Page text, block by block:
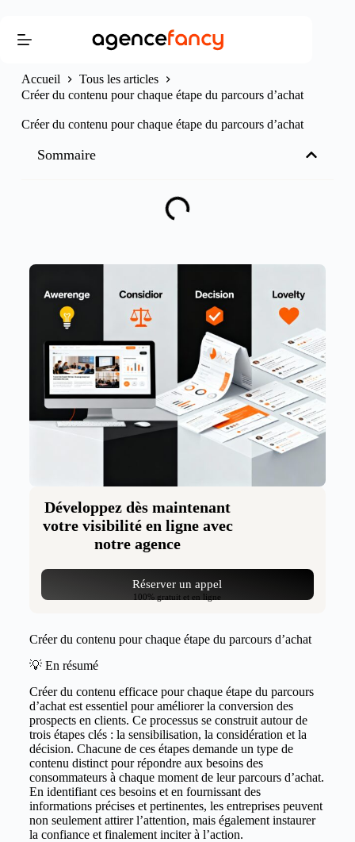
Accueil
Tous les articles
Créer du contenu pour chaque étape du parcours d’achat
Créer du contenu pour chaque étape du parcours d’achat
Sommaire
Développez dès maintenant
votre visibilité en ligne avec
notre agence
Réserver un appel
100% gratuit et en ligne
Créer du contenu pour chaque étape du parcours d’achat
💡 En résumé
Créer du contenu efficace pour chaque étape du parcours
d’achat est essentiel pour améliorer la conversion des
prospects en clients. Ce processus se construit autour de
trois étapes clés : la sensibilisation, la considération et la
décision. Chacune de ces étapes demande un type de
contenu distinct pour répondre aux besoins des
consommateurs à chaque moment de leur parcours d’achat.
En identifiant ces besoins et en fournissant des
informations précises et pertinentes, les entreprises peuvent
non seulement attirer l’attention, mais également instaurer
la confiance et finalement inciter à l’action.